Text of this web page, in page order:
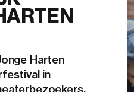
Harten
in